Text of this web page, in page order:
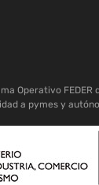
Operativo
a pymes y